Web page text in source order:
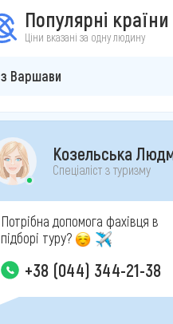
Популярні країни
Ціни вказані за одну людину
з Варшави
Козельська
Спеціаліст з туризму
Потрібна допомога фахівця в
підборі туру?
+38 (044) 344-21-38